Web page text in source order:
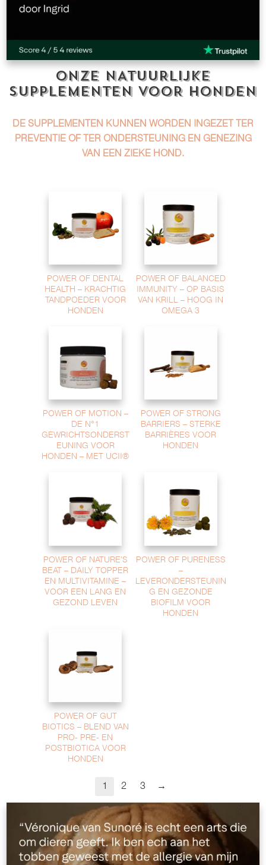
ONZE NATUURLIJKE
SUPPLEMENTEN VOOR HONDEN
DE SUPPLEMENTEN KUNNEN WORDEN INGEZET TER
PREVENTIEOF TER ONDERSTEUNINGEN GENEZING
VAN EEN ZIEKE HOND.
POWER OF DENTAL
HEALTH – KRACHTIG
TANDPOEDER VOOR
HONDEN
POWER OF BALANCED
IMMUNITY – OP BASIS
VAN KRILL – HOOG IN
OMEGA 3
POWER OF MOTION –
DE N°1
GEWRICHTSONDERST
EUNING VOOR
HONDEN – MET UCII®
POWER OF STRONG
BARRIERS – STERKE
BARRIÈRES VOOR
HONDEN
POWER OF NATURE’S
BEAT – DAILY TOPPER
EN MULTIVITAMINE –
VOOR EEN LANG EN
GEZOND LEVEN
POWER OF PURENESS
–
LEVERONDERSTEUNIN
G EN GEZONDE
BIOFILM VOOR
HONDEN
POWER OF GUT
BIOTICS – BLEND VAN
PRO- PRE- EN
POSTBIOTICA VOOR
HONDEN
1 2 3 →